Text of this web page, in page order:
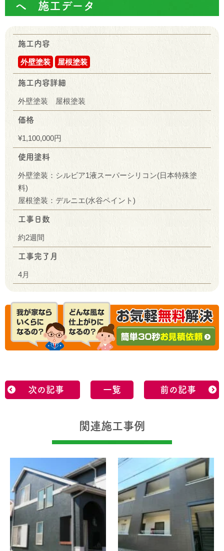
へ 施工データ
施工内容
外壁塗装 屋根塗装
施工内容詳細
外壁塗装 屋根塗装
価格
¥1,100,000円
使用塗料
外壁塗装：シルビア1液スーパーシリコン(日本特殊塗
料)
屋根塗装：デルニエ(水谷ペイント)
工事日数
約2週間
工事完了月
4月
次の記事 一覧 前の記事
関連施工事例